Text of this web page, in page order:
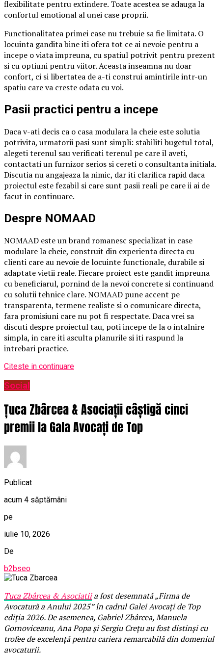
flexibilitate pentru extindere. Toate acestea se adauga la
confortul emotional al unei case proprii.
Functionalitatea primei case nu trebuie sa fie limitata. O
locuinta gandita bine iti ofera tot ce ai nevoie pentru a
incepe o viata impreuna, cu spatiul potrivit pentru prezent
si cu optiuni pentru viitor. Aceasta inseamna nu doar
confort, ci si libertatea de a-ti construi amintirile intr-un
spatiu care va creste odata cu voi.
Pasii practici pentru a incepe
Daca v-ati decis ca o casa modulara la cheie este solutia
potrivita, urmatorii pasi sunt simpli: stabiliti bugetul total,
alegeti terenul sau verificati terenul pe care il aveti,
contactati un furnizor serios si cereti o consultanta initiala.
Discutia nu angajeaza la nimic, dar iti clarifica rapid daca
proiectul este fezabil si care sunt pasii reali pe care ii ai de
facut in continuare.
Despre NOMAAD
NOMAAD este un brand romanesc specializat in case
modulare la cheie, construit din experienta directa cu
clienti care au nevoie de locuinte functionale, durabile si
adaptate vietii reale. Fiecare proiect este gandit impreuna
cu beneficiarul, pornind de la nevoi concrete si continuand
cu solutii tehnice clare. NOMAAD pune accent pe
transparenta, termene realiste si o comunicare directa,
fara promisiuni care nu pot fi respectate. Daca vrei sa
discuti despre proiectul tau, poti incepe de la o intalnire
simpla, in care iti asculta planurile si iti raspund la
intrebari practice.
Citeste in continuare
Social
Țuca Zbârcea & Asociații câștigă cinci
premii la Gala Avocați de Top
Publicat
acum 4 săptămâni
pe
iulie 10, 2026
De
b2bseo
Țuca Zbârcea & Asociațiia fost desemnată „Firma de
Avocatură a Anului 2025” în cadrul Galei Avocați de Top
ediția 2026. De asemenea, Gabriel Zbârcea, Manuela
Gornoviceanu, Ana Popa și Sergiu Crețu au fost distinși cu
trofee de excelență pentru cariera remarcabilă din domeniul
avocaturii.